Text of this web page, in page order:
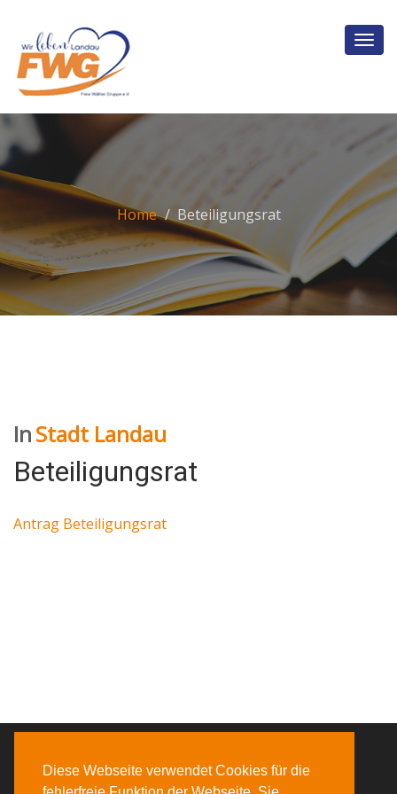
Diese Webseite verwendet Cookies für die
Home Beteiligungsrat
InStadt Landau
Beteiligungsrat
Antrag Beteiligungsrat